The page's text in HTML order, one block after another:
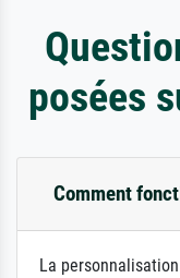
posées
Comment
La